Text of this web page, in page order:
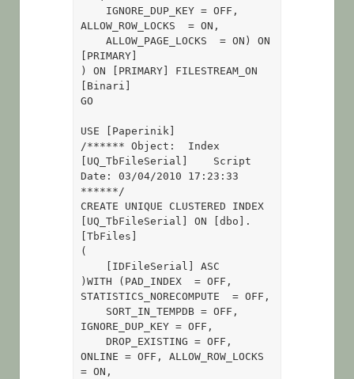
ALLOW_ROW_LOCKS  = ON,
    ALLOW_PAGE_LOCKS  = ON) ON
[PRIMARY]
) ON [PRIMARY] FILESTREAM_ON
[Binari]
GO
USE [Paperinik]
/****** Object:  Index
[UQ_TbFileSerial]    Script
Date: 03/04/2010 17:23:33
******/
CREATE UNIQUE CLUSTERED INDEX
[UQ_TbFileSerial] ON [dbo].
[TbFiles]
(
)WITH (PAD_INDEX  = OFF,
STATISTICS_NORECOMPUTE  = OFF,
IGNORE_DUP_KEY = OFF,
    DROP_EXISTING = OFF,
ONLINE = OFF, ALLOW_ROW_LOCKS
= ON,